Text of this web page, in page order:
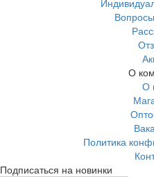
О
О
Политика
Подписаться на новинки